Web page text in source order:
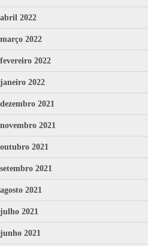
abril 2022
março 2022
fevereiro 2022
janeiro 2022
dezembro 2021
novembro 2021
outubro 2021
setembro 2021
agosto 2021
julho 2021
junho 2021